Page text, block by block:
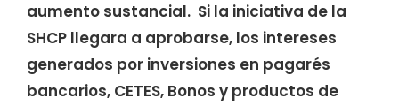
aumento sustancial. Si la iniciativa de la
SHCP llegara a aprobarse, los intereses
generados por inversiones en pagarés
bancarios, CETES, Bonos y productos de